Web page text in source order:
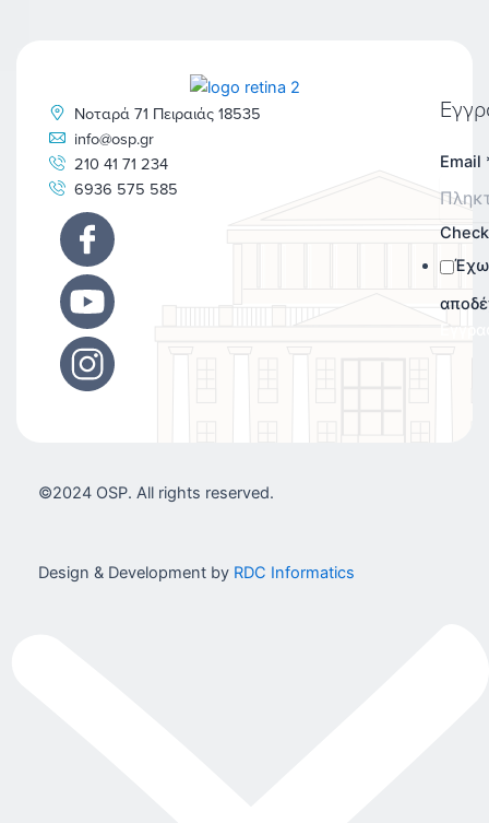
Νοταρά 71 Πειραιάς 18535
info@osp.gr
210 41 71 234
6936 575 585
Email
Έχω
©2024 OSP. All rights reserved.
Design & Development by RDC Informatics